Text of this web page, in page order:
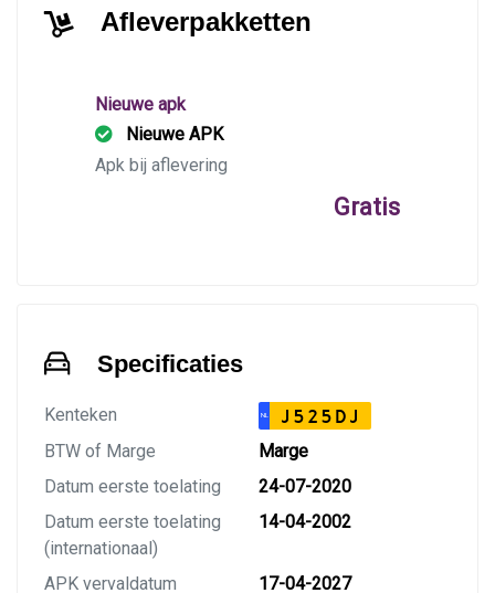
Afleverpakketten
Nieuwe apk
Nieuwe APK
Apk bij aflevering
Gratis
Specificaties
Kenteken NL J525DJ
BTW of Marge
Marge
Datum eerste toelating
24-07-2020
Datum eerste toelating
(internationaal)
14-04-2002
APK vervaldatum 17-04-2027